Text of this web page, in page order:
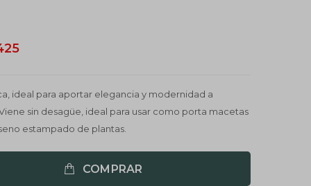
ideal para aportar elegancia y modernidad a
sin desagüe, ideal para usar como porta macetas
estampado de plantas.
COMPRAR